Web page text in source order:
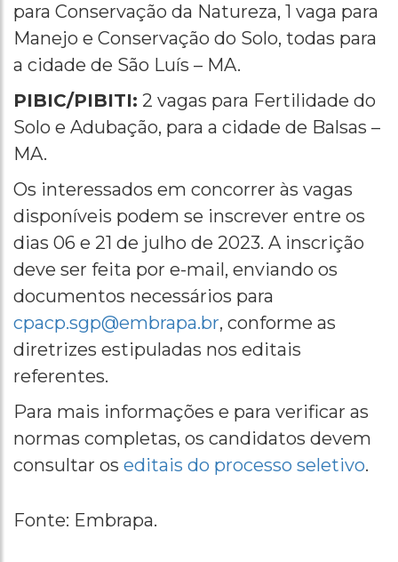
para Conservação da Natureza, 1 vaga para
Manejo e Conservação do Solo, todas para
a cidade de São Luís – MA.
PIBIC/PIBITI: 2 vagas para Fertilidade do
Solo e Adubação, para a cidade de Balsas –
MA.
Os interessados em concorrer às vagas
disponíveis podem se inscrever entre os
dias 06 e 21 de julho de 2023. A inscrição
deve ser feita por e-mail, enviando os
documentos necessários para
cpacp.sgp@embrapa.br, conforme as
diretrizes estipuladas nos editais
referentes.
Para mais informações e para verificar as
normas completas, os candidatos devem
consultar os editais do processo seletivo.
Fonte: Embrapa.